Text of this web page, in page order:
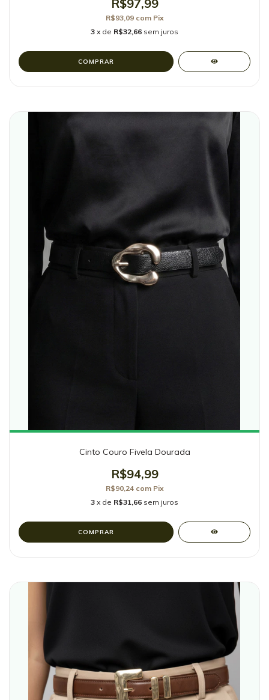
R$97,99
R$93,09 com Pix
3 x de R$32,66 sem juros
COMPRAR
Cinto Couro Fivela Dourada
R$94,99
R$90,24 com Pix
3 x de R$31,66 sem juros
COMPRAR